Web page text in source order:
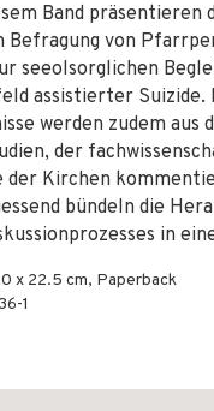
Band präsentieren
von
seeolsorglichen
assistierter Suizide.
werden zudem aus
der
der Kirchen
bündeln die
in
x 22.5 cm, Paperback
1